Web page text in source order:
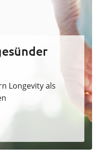
Longevity als